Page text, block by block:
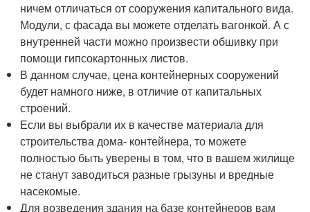
ничем отличаться от сооружения капитального вида.
Модули, с фасада вы можете отделать вагонкой. А с
внутренней части можно произвести обшивку при
помощи гипсокартонных листов.
В данном случае, цена контейнерных сооружений
будет намного ниже, в отличие от капитальных
строений.
Если вы выбрали их в качестве материала для
строительства дома- контейнера, то можете
полностью быть уверены в том, что в вашем жилище
не станут заводиться разные грызуны и вредные
насекомые.
Для возведения здания на базе контейнеров вам